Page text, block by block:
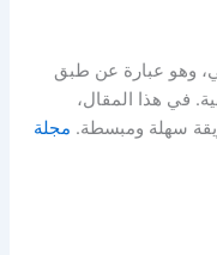
وهو عبارة عن طبق
في هذا المقال،
سهلة ومبسطة. مجلة